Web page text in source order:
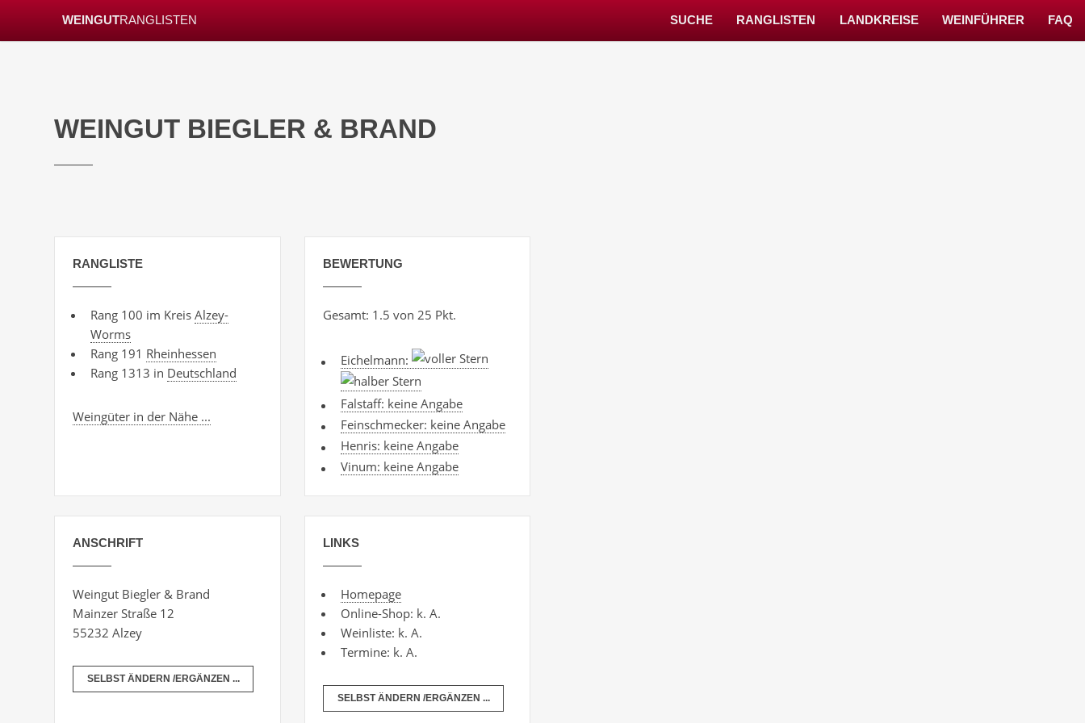
WEINGUTRANGLISTEN SUCHE RANGLISTEN LANDKREISE WEINFÜHRER FAQ
WEINGUT BIEGLER & BRAND
RANGLISTE
Rang 100 im KreisAlzey-
Worms
Rang 191 Rheinhessen
Rang 1313 in Deutschland
Weingüter in der Nähe ...
BEWERTUNG
Gesamt: 1.5 von 25 Pkt.
Eichelmann:
Falstaff: keine Angabe
Feinschmecker: keine Angabe
Henris: keine Angabe
Vinum: keine Angabe
ANSCHRIFT
Weingut Biegler & Brand
Mainzer Straße 12
55232 Alzey
SELBST ÄNDERN /ERGÄNZEN ...
LINKS
Homepage
Online-Shop: k. A.
Weinliste: k. A.
Termine: k. A.
SELBST ÄNDERN /ERGÄNZEN ...